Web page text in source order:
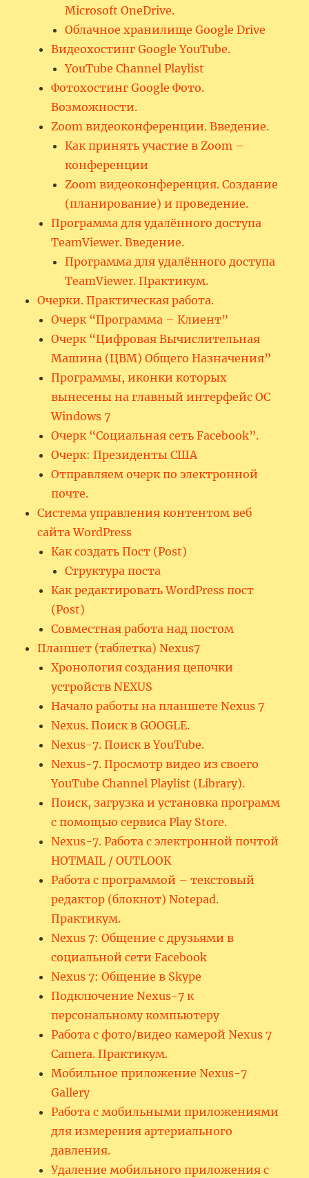
Microsoft OneDrive.
Облачное хранилище Google Drive
Видеохостинг Google YouTube.
YouTube Channel Playlist
Фотохостинг Google Фото.
Возможности.
Zoom видеоконференции. Введение.
Как принять участие в Zoom –
конференции
Zoom видеоконференция. Создание
(планирование) и проведение.
Программа для удалённого доступа
TeamViewer. Введение.
Программа для удалённого доступа
TeamViewer. Практикум.
Очерки. Практическая работа.
Очерк “Программа – Клиент”
Очерк “Цифровая Вычислительная
Машина (ЦВМ) Общего Назначения”
Программы, иконки которых
вынесены на главный интерфейс ОС
Windows 7
Очерк “Социальная сеть Facebook”.
Очерк: Президенты США
Отправляем очерк по электронной
почте.
Система управления контентом веб
сайта WordPress
Как создать Пост (Post)
Структура поста
Как редактировать WordPress пост
(Post)
Совместная работа над постом
Планшет (таблетка) Nexus7
Хронология создания цепочки
устройств NEXUS
Начало работы на планшете Nexus 7
Nexus. Поиск в GOOGLE.
Nexus-7. Поиск в YouTube.
Nexus-7. Просмотр видео из своего
YouTube Channel Playlist (Library).
Поиск, загрузка и установка программ
с помощью сервиса Play Store.
Nexus-7. Работа с электронной почтой
HOTMAIL / OUTLOOK
Работа с программой – текстовый
редактор (блокнот) Notepad.
Практикум.
Nexus 7: Общение с друзьями в
социальной сети Facebook
Nexus 7: Общение в Skype
Подключение Nexus-7 к
персональному компьютеру
Работа с фото/видео камерой Nexus 7
Camera. Практикум.
Мобильное приложение Nexus-7
Gallery
Работа с мобильными приложениями
для измерения артериального
давления.
Удаление мобильного приложения с